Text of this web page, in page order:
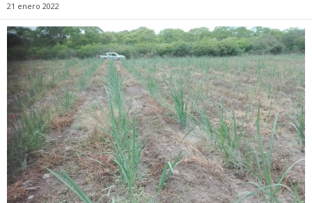
21 enero 2022